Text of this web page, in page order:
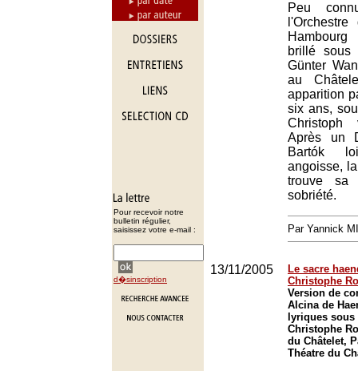
Pour recevoir notre
bulletin régulier,
saisissez votre e-mail :
d�sinscription
Peu
brillé sous
Günter
au
apparition
six ans,
Christoph
Après un
Bartók
angoisse,
trouve sa
sobriété.
Par Yannick
13/11/2005
Le sacre
Christophe
Version de
Alcina de
lyriques
Christophe
du Châtelet,
Théatre du